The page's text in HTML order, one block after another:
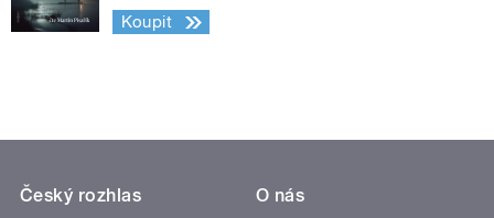
Koupit
Český rozhlas
O nás